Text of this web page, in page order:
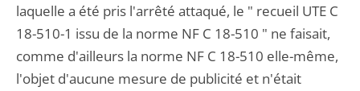
laquelle a été pris l'arrêté attaqué, le " recueil UTE C
18-510-1 issu de la norme NF C 18-510 " ne faisait,
comme d'ailleurs la norme NF C 18-510 elle-même,
l'objet d'aucune mesure de publicité et n'était